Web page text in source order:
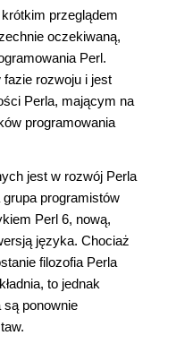
przeglądem
oczekiwaną,
Perl.
rozwoju i jest
Perla, mającym na
programowania
jest w rozwój Perla
programistów
Perl 6, nową,
języka. Chociaż
filozofia Perla
to jednak
ponownie